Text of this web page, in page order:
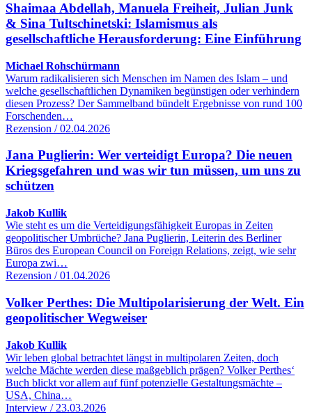
Shaimaa Abdellah, Manuela Freiheit, Julian Junk
& Sina Tultschinetski: Islamismus als
gesellschaftliche Herausforderung: Eine Einführung
Michael Rohschürmann
Warum radikalisieren sich Menschen im Namen des Islam – und
welche gesellschaftlichen Dynamiken begünstigen oder verhindern
diesen Prozess? Der Sammelband bündelt Ergebnisse von rund 100
Forschenden…
Rezension / 02.04.2026
Jana Puglierin: Wer verteidigt Europa? Die neuen
Kriegsgefahren und was wir tun müssen, um uns zu
schützen
Jakob Kullik
Wie steht es um die Verteidigungsfähigkeit Europas in Zeiten
geopolitischer Umbrüche? Jana Puglierin, Leiterin des Berliner
Büros des European Council on Foreign Relations, zeigt, wie sehr
Europa zwi…
Rezension / 01.04.2026
Volker Perthes: Die Multipolarisierung der Welt. Ein
geopolitischer Wegweiser
Jakob Kullik
Wir leben global betrachtet längst in multipolaren Zeiten, doch
welche Mächte werden diese maßgeblich prägen? Volker Perthes‘
Buch blickt vor allem auf fünf potenzielle Gestaltungsmächte –
USA, China…
Interview / 23.03.2026